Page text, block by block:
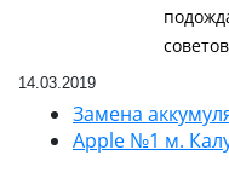
14.03.2019
Замена
Apple №1 м.